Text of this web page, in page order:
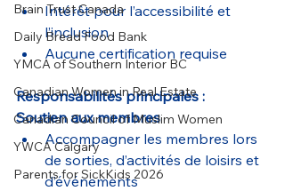
Brain Trust Canada
Daily Bread Food Bank
YMCA of Southern Interior BC
Canadian Women in Real Estate
Canadian Council of Muslim Women
YWCA Calgary
Parents for SickKids 2026
Intérêt pour l’accessibilité et
l’inclusion
Aucune certification requise
Responsabilités principales :
Soutien aux membres
Accompagner les membres lors
de sorties, d’activités de loisirs et
d’événements